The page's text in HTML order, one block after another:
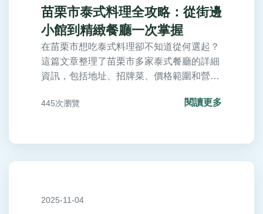
苗栗市泰式料理全攻略：從街邊
小館到精緻餐廳一次掌握
在苗栗市想吃泰式料理卻不知道從何選起？
這篇文章整理了苗栗市多家泰式餐廳的詳細
資訊，包括地址、招牌菜、價格範圍和營業
助你輕鬆規劃美食之旅。
445次瀏覽 閱讀更多
2025-11-04